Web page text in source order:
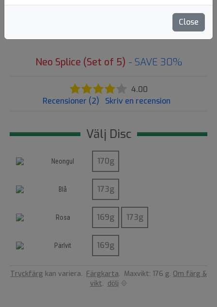
Close
75
Flight: 9 3 0 4
Neo Splice (Set of 5) - SAVE 30%
4.00
Recensioner (2)
Skriv en recension
Välj Disc
Neongul
Blå
Rosa
Pärlvit
Tryckfärg kan variera. Färgkarta. Maxvikt: 176 g. Om färg &
vikt. dölj